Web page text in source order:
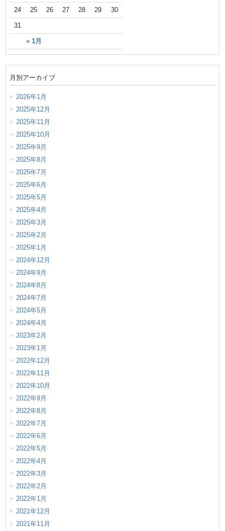
« 1月
24 25 26 27 28 29 30
31
月別アーカイブ
2026年1月
2025年12月
2025年11月
2025年10月
2025年9月
2025年8月
2025年7月
2025年6月
2025年5月
2025年4月
2025年3月
2025年2月
2025年1月
2024年12月
2024年9月
2024年8月
2024年7月
2024年5月
2024年4月
2023年2月
2023年1月
2022年12月
2022年11月
2022年10月
2022年9月
2022年8月
2022年7月
2022年6月
2022年5月
2022年4月
2022年3月
2022年2月
2022年1月
2021年12月
2021年11月